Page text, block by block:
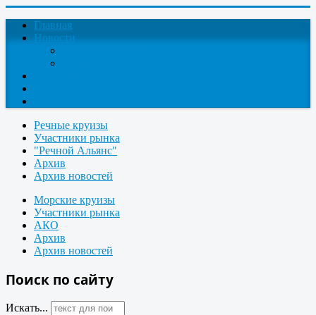
Главная
Новости
Речные круизы
Участники рынка
"Речной Альянс"
Архив
Архив новостей
Морские круизы
Участники рынка
АКО
Архив
Архив новостей
Поиск по сайту
Искать...